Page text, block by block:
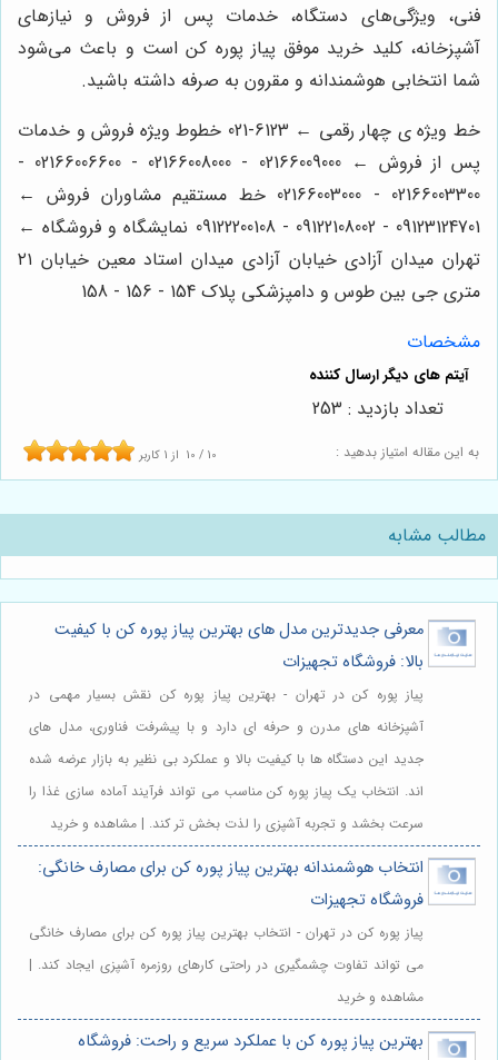
فنی، ویژگی‌های دستگاه، خدمات پس از فروش و نیازهای
آشپزخانه، کلید خرید موفق پیاز پوره کن است و باعث می‌شود
شما انتخابی هوشمندانه و مقرون به صرفه داشته باشید.
خط ویژه ی چهار رقمی ← 6123-021 خطوط ویژه فروش و خدمات
پس از فروش ← 02166009000 - 02166008000 - 02166006600 -
02166003300 - 02166003000 خط مستقیم مشاوران فروش ←
09123124701 - 09122108002 - 09122200108 نمایشگاه و فروشگاه ←
تهران میدان آزادی خیابان آزادی میدان استاد معین خیابان ۲۱
متری جی بین طوس و دامپزشکی پلاک 154 - 156 - 158
مشخصات
به این مقاله امتیاز بدهید : 10 / 10 از 1 کاربر
تعداد بازدید : 253
مطالب مشابه
معرفی جدیدترین مدل های بهترین پیاز پوره کن با کیفیت
بالا: فروشگاه تجهیزات
پیاز پوره کن در تهران - بهترین پیاز پوره کن نقش بسیار مهمی در
آشپزخانه های مدرن و حرفه ای دارد و با پیشرفت فناوری، مدل های
جدید این دستگاه ها با کیفیت بالا و عملکرد بی نظیر به بازار عرضه شده
اند. انتخاب یک پیاز پوره کن مناسب می تواند فرآیند آماده سازی غذا را
سرعت بخشد و تجربه آشپزی را لذت بخش تر کند. | مشاهده و خرید
انتخاب هوشمندانه بهترین پیاز پوره کن برای مصارف خانگی:
فروشگاه تجهیزات
پیاز پوره کن در تهران - انتخاب بهترین پیاز پوره کن برای مصارف خانگی
می تواند تفاوت چشمگیری در راحتی کارهای روزمره آشپزی ایجاد کند. |
مشاهده و خرید
بهترین پیاز پوره کن با عملکرد سریع و راحت: فروشگاه